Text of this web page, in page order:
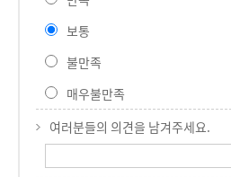
보통
불만족
매우불만족
여러분들의 의견을 남겨주세요.